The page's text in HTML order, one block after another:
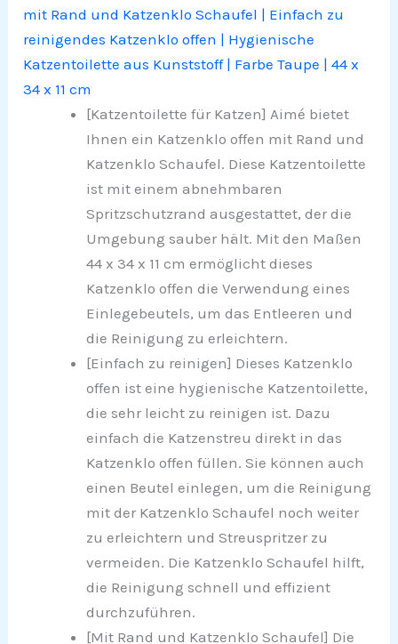
mit Rand und Katzenklo Schaufel | Einfach zu
reinigendes Katzenklo offen | Hygienische
Katzentoilette aus Kunststoff | Farbe Taupe | 44 x
34 x 11 cm
[Katzentoilette für Katzen] Aimé bietet
Ihnen ein Katzenklo offen mit Rand und
Katzenklo Schaufel. Diese Katzentoilette
ist mit einem abnehmbaren
Spritzschutzrand ausgestattet, der die
Umgebung sauber hält. Mit den Maßen
44 x 34 x 11 cm ermöglicht dieses
Katzenklo offen die Verwendung eines
Einlegebeutels, um das Entleeren und
die Reinigung zu erleichtern.
[Einfach zu reinigen] Dieses Katzenklo
offen ist eine hygienische Katzentoilette,
die sehr leicht zu reinigen ist. Dazu
einfach die Katzenstreu direkt in das
Katzenklo offen füllen. Sie können auch
einen Beutel einlegen, um die Reinigung
mit der Katzenklo Schaufel noch weiter
zu erleichtern und Streuspritzer zu
vermeiden. Die Katzenklo Schaufel hilft,
die Reinigung schnell und effizient
durchzuführen.
[Mit Rand und Katzenklo Schaufel] Die